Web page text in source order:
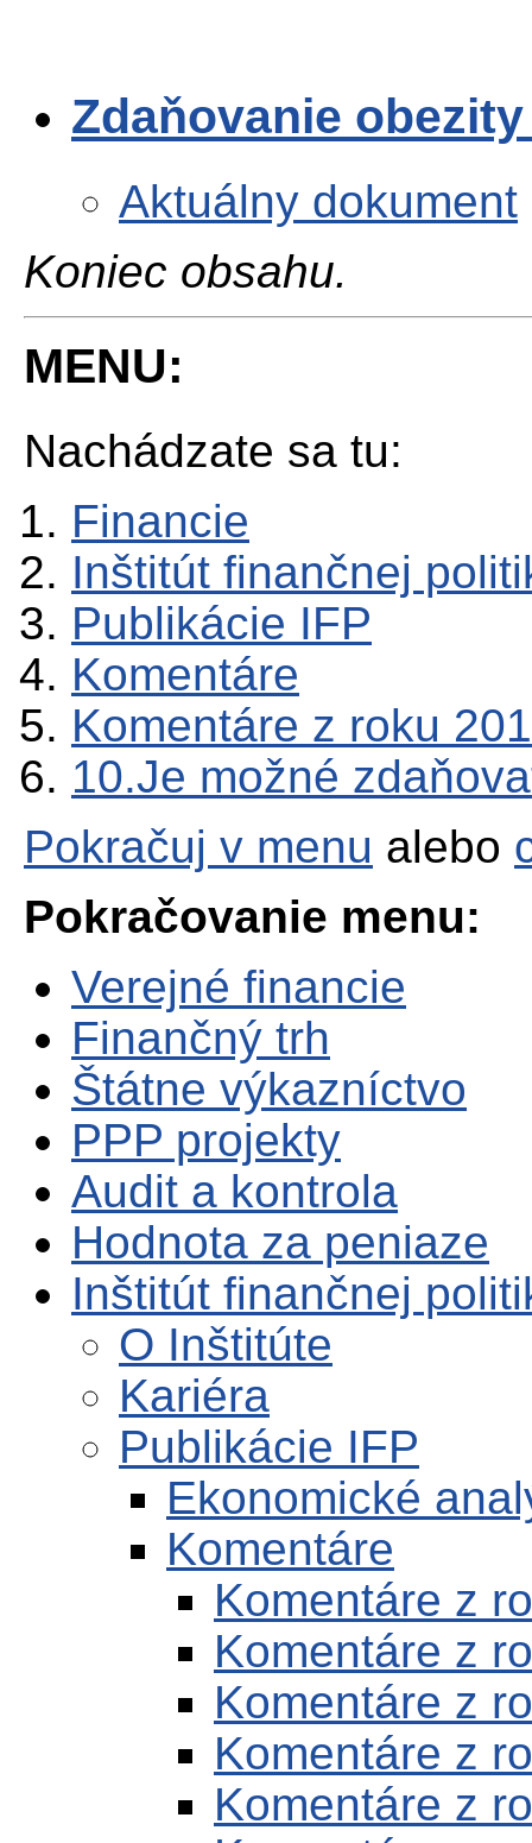
Zdaňovanie
Aktuálny dokument
Koniec obsahu.
MENU:
Nachádzate sa tu:
Financie
Inštitút finančnej
Publikácie IFP
Komentáre
Komentáre z roku
10.Je možné
Pokračuj v menu alebo
Pokračovanie menu:
Verejné financie
Finančný trh
Štátne výkazníctvo
PPP projekty
Audit a kontrola
Hodnota za peniaze
Inštitút finančnej
O Inštitúte
Kariéra
Publikácie IFP
Ekonomické
Komentáre
Komentáre z
Komentáre z
Komentáre z
Komentáre z
Komentáre z